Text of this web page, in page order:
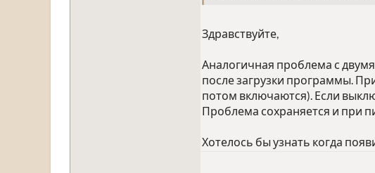
Здравствуйте,
Аналогичная проблема с
после загрузки программы.
потом включаются). Если
Проблема сохраняется и при
Хотелось бы узнать когда